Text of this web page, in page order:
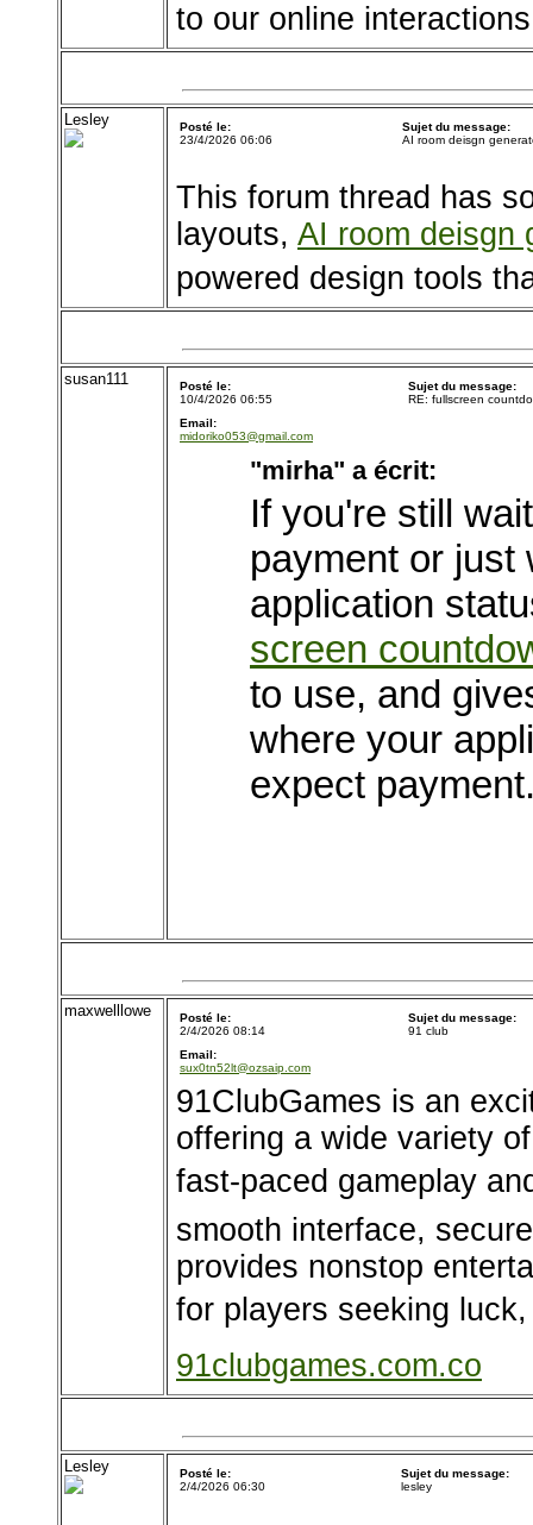
to our online
Lesley
Posté le:
23/4/2026 06:06
Sujet du message:
AI room deisgn
This forum thread has
layouts, AI room deisgn
powered design tools
susan111
Posté le:
10/4/2026 06:55
Sujet du message:
RE: fullscreen
Email:
midoriko053@gmail.com
"mirha" a écrit:
If you're still
payment or just
application
screen
to use, and
where your
expect
maxwelllowe
Posté le:
2/4/2026 08:14
Sujet du message:
91 club
Email:
sux0tn52lt@ozsaip.com
91ClubGames is an
offering a wide variety
fast-paced gameplay
smooth interface,
provides nonstop
for players seeking
91clubgames.com.co
Lesley
Posté le:
2/4/2026 06:30
Sujet du message:
lesley